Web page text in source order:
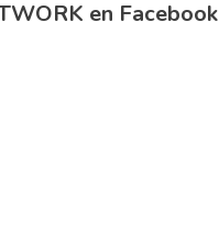
en Facebook